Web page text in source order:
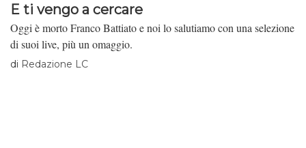
E ti vengo a cercare
Oggi è morto Franco Battiato e noi lo salutiamo con una selezione
di suoi live, più un omaggio.
di Redazione LC